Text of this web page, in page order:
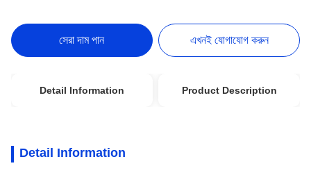
সেরা দাম পান এখনই যোগাযোগ করুন
Detail Information Product Description
Detail Information